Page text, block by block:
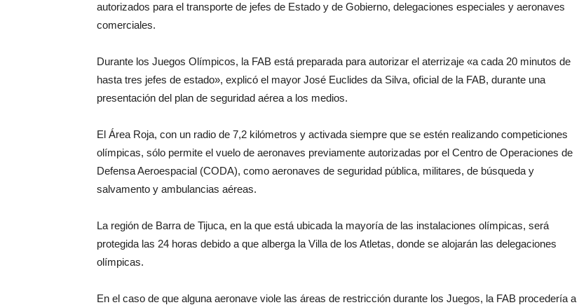
autorizados para el transporte de jefes de Estado y de Gobierno, delegaciones especiales y aeronaves
comerciales.
Durante los Juegos Olímpicos, la FAB está preparada para autorizar el aterrizaje «a cada 20 minutos de
hasta tres jefes de estado», explicó el mayor José Euclides da Silva, oficial de la FAB, durante una
presentación del plan de seguridad aérea a los medios.
El Área Roja, con un radio de 7,2 kilómetros y activada siempre que se estén realizando competiciones
olímpicas, sólo permite el vuelo de aeronaves previamente autorizadas por el Centro de Operaciones de
Defensa Aeroespacial (CODA), como aeronaves de seguridad pública, militares, de búsqueda y
salvamento y ambulancias aéreas.
La región de Barra de Tijuca, en la que está ubicada la mayoría de las instalaciones olímpicas, será
protegida las 24 horas debido a que alberga la Villa de los Atletas, donde se alojarán las delegaciones
olímpicas.
En el caso de que alguna aeronave viole las áreas de restricción durante los Juegos, la FAB procedería a